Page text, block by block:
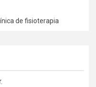
de fisioterapia